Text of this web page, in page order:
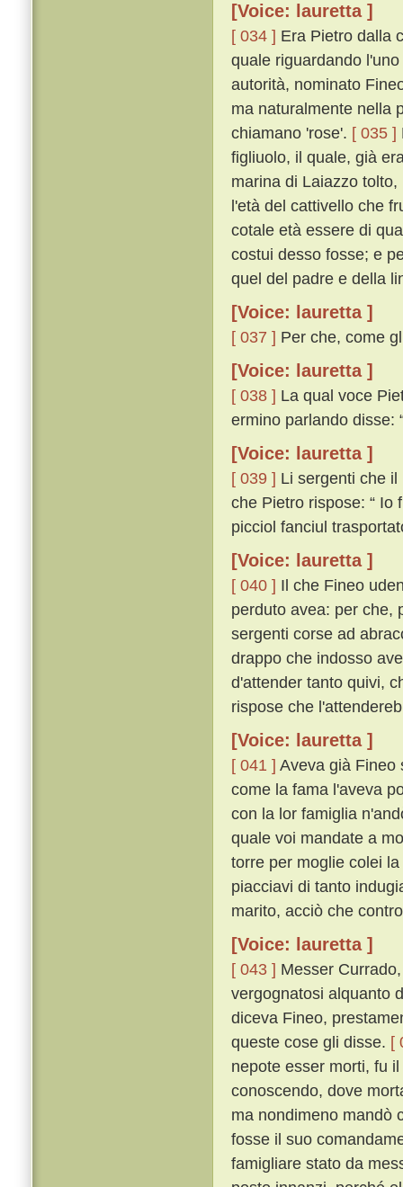
[Voice: lauretta ]
[ 034 ] Era Pietro dalla
quale riguardando
autorità, nominato
ma naturalmente nella
chiamano 'rose'. [ 035 ]
figliuolo, il quale, già
marina di Laiazzo
l'età del cattivello che
cotale età essere di
costui desso fosse; e
quel del padre e della
[Voice: lauretta ]
[ 037 ] Per che, come
[Voice: lauretta ]
[ 038 ] La qual voce
ermino parlando disse:
[Voice: lauretta ]
[ 039 ] Li sergenti che
che Pietro rispose: “ Io
picciol fanciul
[Voice: lauretta ]
[ 040 ] Il che Fineo
perduto avea: per che,
sergenti corse ad
drappo che indosso
d'attender tanto quivi,
rispose che
[Voice: lauretta ]
[ 041 ] Aveva già Fineo
come la fama l'aveva
con la lor famiglia
quale voi mandate a
torre per moglie colei
piacciavi di tanto
marito, acciò che
[Voice: lauretta ]
[ 043 ] Messer
vergognatosi alquanto
diceva Fineo,
queste cose gli disse. [
nepote esser morti, fu
conoscendo, dove
ma nondimeno mandò
fosse il suo
famigliare stato da